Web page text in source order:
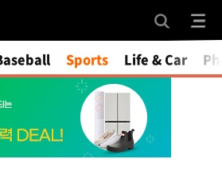
Mute
Sports Life & Car